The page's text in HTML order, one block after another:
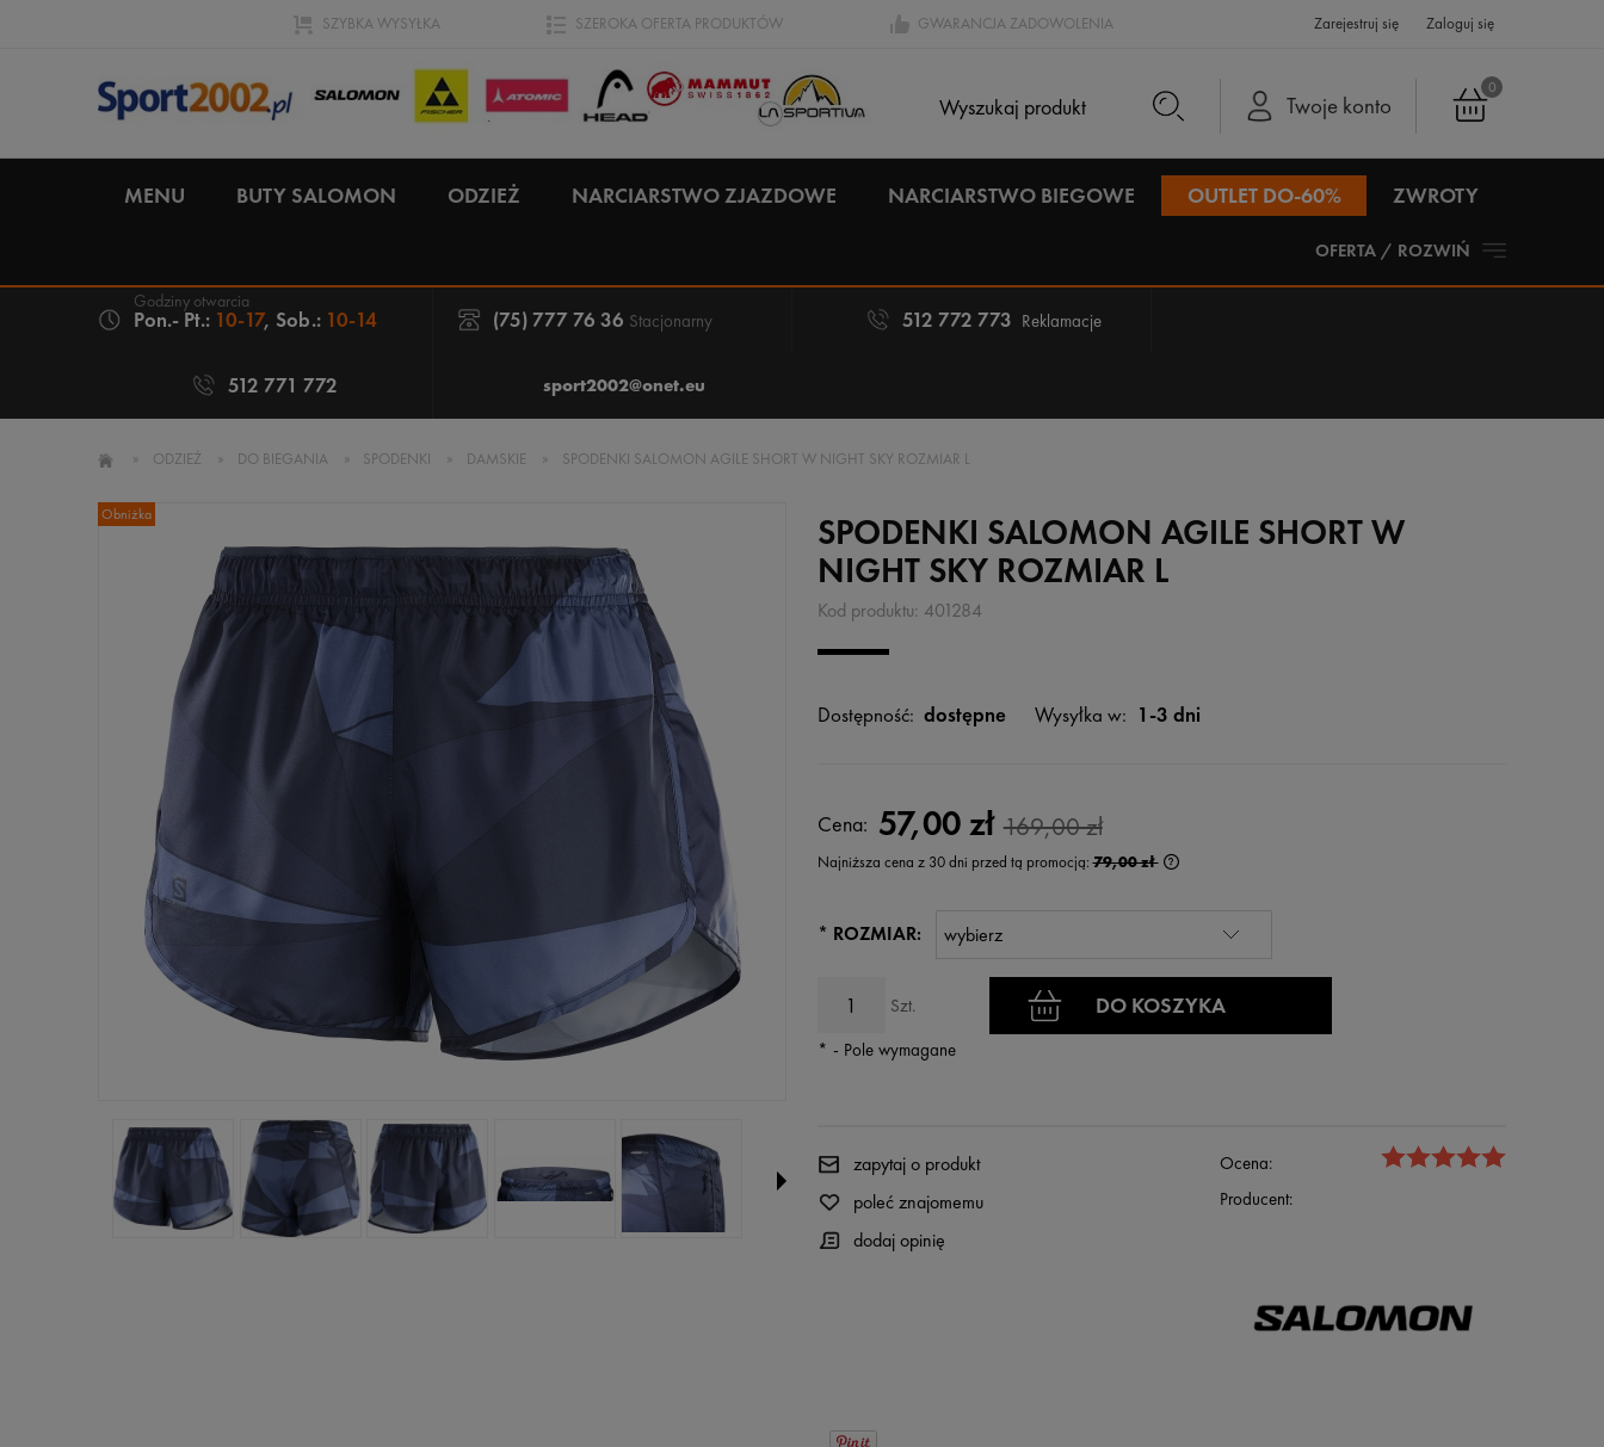
SZYBKA WYSYŁKA SZEROKA OFERTA PRODUKTÓW GWARANCJA ZADOWOLENIA Zarejestruj się Zaloguj się
0
Twoje konto
MENU BUTY SALOMON ODZIEŻ NARCIARSTWO ZJAZDOWE NARCIARSTWO BIEGOWE OUTLET DO-60% ZWROTY
OFERTA / ROZWIŃ
Pon.- Pt.: 10-17, Sob.: 10-14 (75) 777 76 36 Stacjonarny 512 772 773 Reklamacje
512 771 772 sport2002@onet.eu
» ODZIEŻ » DO BIEGANIA » SPODENKI » DAMSKIE » SPODENKI SALOMON AGILE SHORT W NIGHT SKY ROZMIAR L
Obniżka
SPODENKI SALOMON AGILE SHORT W
NIGHT SKY ROZMIAR L
Kod produktu: 401284
Dostępność: dostępne Wysyłka w: 1-3 dni
Cena: 57,00 zł 169,00 zł
Najniższa cena z 30 dni przed tą promocją:79,00 zł
wyświetlana jest najniższa cena od momentu,
* ROZMIAR:
Szt. DO KOSZYKA
* - Pole wymagane
Ocena:
Producent:
zapytaj o produkt
poleć znajomemu
dodaj opinię